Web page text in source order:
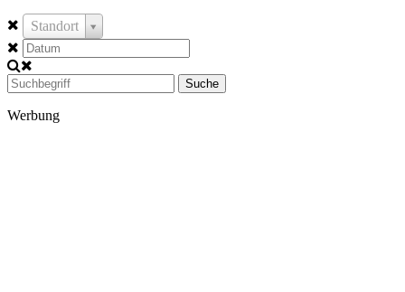
Standort
Suche
Werbung